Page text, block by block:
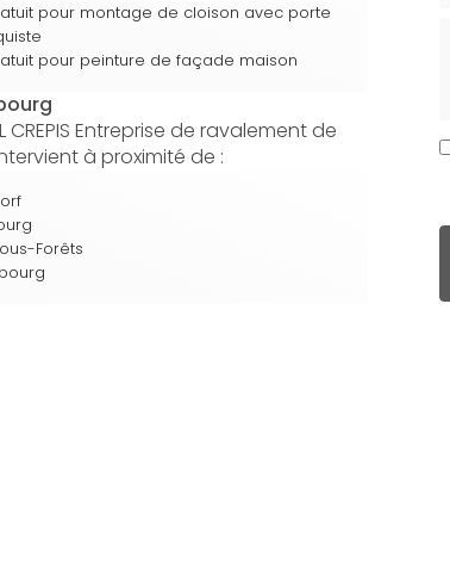
pour montage de cloison avec porte
pour peinture de façade maison
CREPIS Entreprise de ravalement de
à proximité de :
Forêts